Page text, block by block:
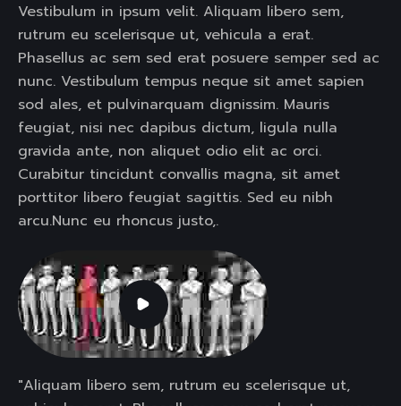
Vestibulum in ipsum velit. Aliquam libero sem,
rutrum eu scelerisque ut, vehicula a erat.
Phasellus ac sem sed erat posuere semper sed ac
nunc. Vestibulum tempus neque sit amet sapien
sod ales, et pulvinarquam dignissim. Mauris
feugiat, nisi nec dapibus dictum, ligula nulla
gravida ante, non aliquet odio elit ac orci.
Curabitur tincidunt convallis magna, sit amet
porttitor libero feugiat sagittis. Sed eu nibh
arcu.Nunc eu rhoncus justo,.
"Aliquam libero sem, rutrum eu scelerisque ut,